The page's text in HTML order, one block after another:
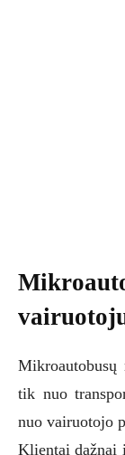
Mikroautobusų
tik nuo
nuo vairuotojo
Klientai dažnai